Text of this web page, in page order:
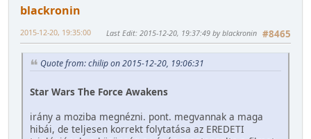
blackronin
#8465
2015-12-20, 19:35:00 Last Edit: 2015-12-20, 19:37:49 by blackronin
Quote from: chilip on 2015-12-20, 19:06:31
Star Wars The Force Awakens
irány a moziba megnézni. pont. megvannak a maga
hibái, de teljesen korrekt folytatása az EREDETI